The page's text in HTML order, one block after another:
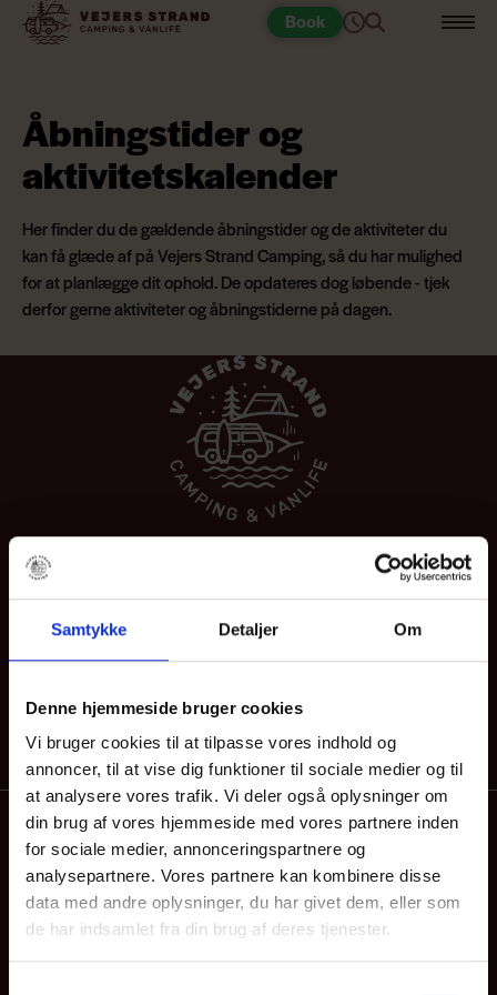
Samtykke Detaljer Om
Denne hjemmeside bruger cookies
Vi bruger cookies til at tilpasse vores indhold og
annoncer, til at vise dig funktioner til sociale medier og til
at analysere vores trafik. Vi deler også oplysninger om
din brug af vores hjemmeside med vores partnere inden
for sociale medier, annonceringspartnere og
analysepartnere. Vores partnere kan kombinere disse
data med andre oplysninger, du har givet dem, eller som
de har indsamlet fra din brug af deres tjenester.
Book
Åbningstider og
aktivitetskalender
Her finder du de gældende åbningstider og de aktiviteter du
kan få glæde af på Vejers Strand Camping, så du har mulighed
for at planlægge dit ophold. De opdateres dog løbende - tjek
derfor gerne aktiviteter og åbningstiderne på dagen.
Vejers Strand Camping
DK–6853 Vejers Strand
Få rutevejledning
Kontakt os
+45 75 27 70 50
Se vores åbningstider